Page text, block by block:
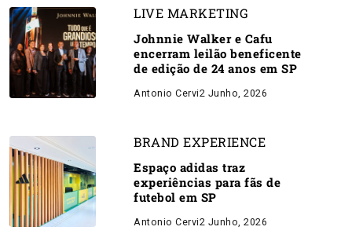
LIVE MARKETING
Johnnie Walker e Cafu
encerram leilão beneficente
de edição de 24 anos em SP
Antonio Cervi2 Junho, 2026
BRAND EXPERIENCE
Espaço adidas traz
experiências para fãs de
futebol em SP
Antonio Cervi2 Junho, 2026